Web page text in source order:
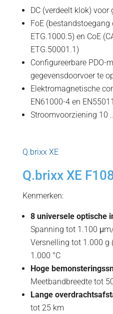
DC (verdeelt klok)
FoE (bestandstoegang
ETG.1000.5) en CoE
ETG.50001.1)
Configureerbare PDO-
gegevensdoorvoer te
Elektromagnetische
EN61000-4 en EN55011
Stroomvoorziening 10
Q.brixx XE
Q.brixx XE
Kenmerken:
8 universele optische
Spanning tot 1.100
Versnelling tot 1.000 g
1.000 °C
Hoge
Meetbandbreedte tot
Lange
tot 25 km